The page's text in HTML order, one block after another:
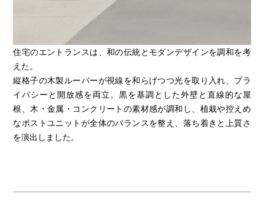
住宅のエントランスは、和の伝統とモダンデザインを調和を考
えた。
縦格子の木製ルーバーが視線を和らげつつ光を取り入れ、プラ
イバシーと開放感を両立。黒を基調とした外壁と直線的な屋
根、木・金属・コンクリートの素材感が調和し、植栽や控えめ
なポストユニットが全体のバランスを整え、落ち着きと上質さ
を演出しました。